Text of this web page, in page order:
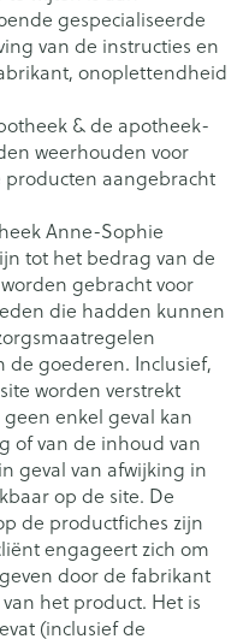
gespecialiseerde
van de instructies en
onoplettendheid
& de apotheek-
weerhouden voor
aangebracht
Anne-Sophie
tot het bedrag van de
gebracht voor
die hadden kunnen
goederen. Inclusief,
worden verstrekt
enkel geval kan
of van de inhoud van
geval van afwijking in
op de site. De
de productfiches zijn
engageert zich om
door de fabrikant
het product. Het is
(inclusief de